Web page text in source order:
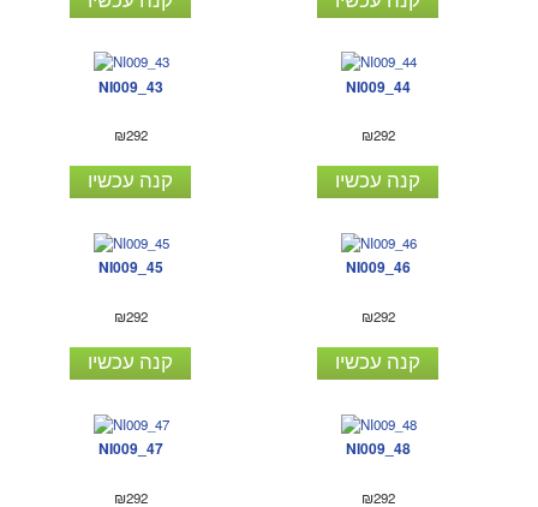
NI009_43
₪292
קנה עכשיו
NI009_44
₪292
קנה עכשיו
NI009_45
₪292
קנה עכשיו
NI009_46
₪292
קנה עכשיו
NI009_47
₪292
NI009_48
₪292